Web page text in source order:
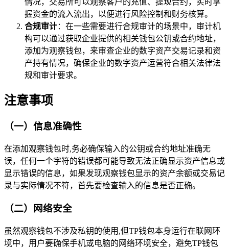
握资金的流入流出，以便进行风险控制和财务核算。
合规审计：在一些需要进行合规审计的场景中，审计机
构可以通过获取企业提供的相关钱包公钥或合约地址，
添加为观察钱包，来审查企业的数字资产交易记录和资
产持有情况，确保企业的数字资产运营符合相关法律法
规和审计要求。
注意事项
（一）信息准确性
在添加观察钱包时,务必确保输入的公钥或合约地址准确无
误，任何一个字符的错误都可能导致无法正确显示资产信息或
显示错误的信息，如果发现观察钱包显示的资产余额或交易记
录与实际情况不符，首先要检查输入的信息是否正确。
（二）网络安全
虽然观察钱包不涉及私钥的使用,但TP钱包本身运行在联网环
境中，用户要确保手机或电脑的网络环境安全，避免TP钱包